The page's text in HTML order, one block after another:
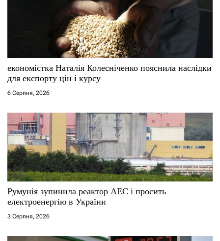
економістка Наталія Колесніченко пояснила наслідки
для експорту цін і курсу
6 Серпня, 2026
Румунія зупинила реактор АЕС і просить
електроенергію в України
3 Серпня, 2026